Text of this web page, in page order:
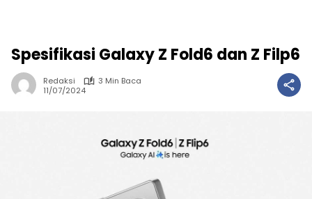
Spesifikasi Galaxy Z Fold6 dan Z Filp6
Redaksi
3 Min Baca
11/07/2024